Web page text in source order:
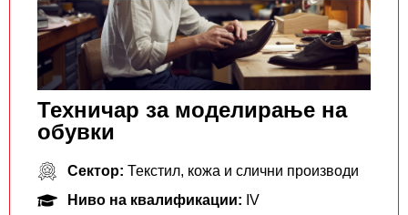
Техничар за моделирање на
обувки
Сектор: Текстил, кожа и слични производи
Ниво на квалификации: IV